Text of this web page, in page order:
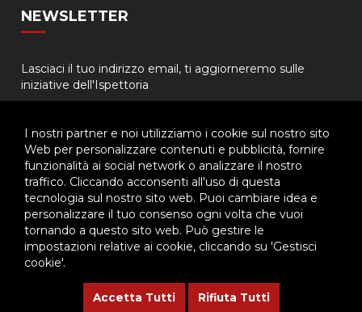
I nostri partner e noi utilizziamo i cookie sul nostro sito
Web per personalizzare contenuti e pubblicità, fornire
funzionalità ai social network o analizzare il nostro
traffico. Cliccando acconsenti all'uso di questa
tecnologia sul nostro sito web. Puoi cambiare idea e
personalizzare il tuo consenso ogni volta che vuoi
tornando a questo sito web. Può gestire le
impostazioni relative ai cookie, cliccando su 'Gestisci
cookie'.
Accetta Tutti Rifiuta Tutti
NEWSLETTER
Lasciaci il tuo indirizzo email, ti aggiorneremo sulle
iniziative dell'Ispettoria
© 2026 - Ispettoria Salesiana Meridionale - All rights reserved. | P.IVA
80057280630 |
Privacy & Cookie Policy - Gestisci Cookie
Questo plugin utilizza cookie per raccogliere dati e cookie di
terze parti per migliorare l'esperienza utente. Per visualizzare il